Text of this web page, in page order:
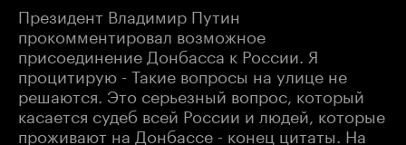
Президент Владимир Путин
прокомментировал возможное
присоединение Донбасса к России. Я
процитирую - Такие вопросы на улице не
решаются. Это серьезный вопрос, который
касается судеб всей России и людей, которые
проживают на Донбассе - конец цитаты. На